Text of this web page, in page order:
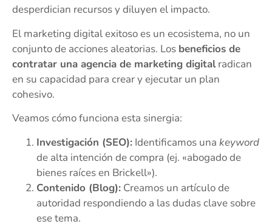
desperdician recursos y diluyen el impacto.
El marketing digital exitoso es un ecosistema, no un
conjunto de acciones aleatorias. Los beneficios de
contratar una agencia de marketing digitalradican
en su capacidad para crear y ejecutar un plan
cohesivo.
Veamos cómo funciona esta sinergia:
Investigación (SEO): Identificamos una keyword
de alta intención de compra (ej. «abogado de
bienes raíces en Brickell»).
Contenido (Blog): Creamos un artículo de
autoridad respondiendo a las dudas clave sobre
ese tema.